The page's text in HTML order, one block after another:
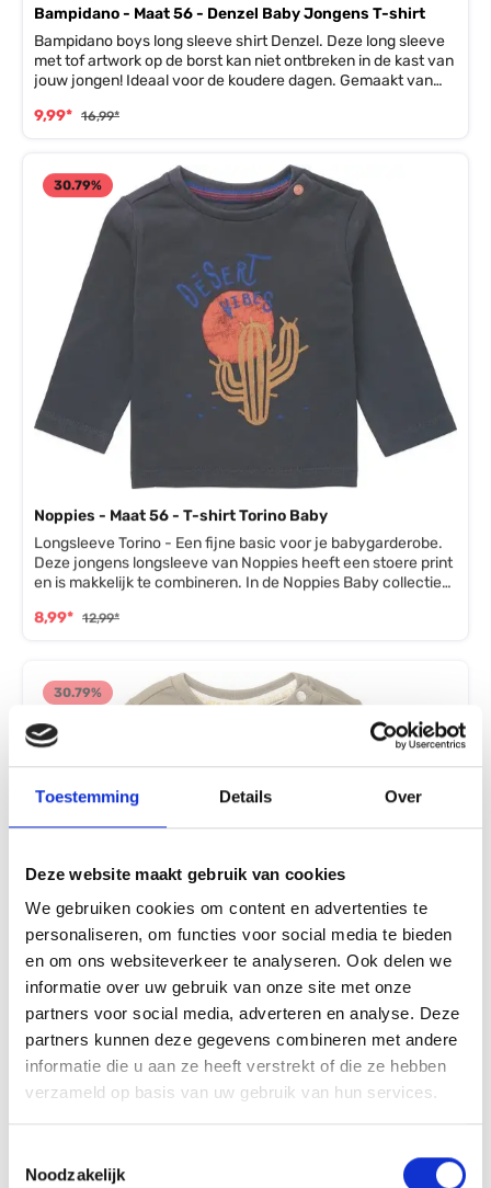
Toestemming Details Over
Deze website maakt gebruik van cookies
We gebruiken cookies om content en advertenties te
personaliseren, om functies voor social media te bieden
en om ons websiteverkeer te analyseren. Ook delen we
informatie over uw gebruik van onze site met onze
partners voor social media, adverteren en analyse. Deze
partners kunnen deze gegevens combineren met andere
informatie die u aan ze heeft verstrekt of die ze hebben
verzameld op basis van uw gebruik van hun services.
Noodzakelijk
Bampidano - Maat 56 - Denzel Baby Jongens T-shirt
Bampidano boys long sleeve shirt Denzel. Deze long sleeve
met tof artwork op de borst kan niet ontbreken in de kast van
jouw jongen! Ideaal voor de koudere dagen. Gemaakt van
9,99* 16,99*
30.79%
Noppies - Maat 56 - T-shirt Torino Baby
Longsleeve Torino - Een fijne basic voor je babygarderobe.
Deze jongens longsleeve van Noppies heeft een stoere print
en is makkelijk te combineren. In de Noppies Baby collectie
door te voeren. Het shirtje heeft een drukknoopje op de
katoen. Niet alleen superzacht voor je baby, maar het
voldoet ook aan hoge internationale standaarden op het
8,99* 12,99*
30.79%
Noppies - Maat 56 - T-shirt Tring Baby
Longsleeve Tring - In je babygarderobe kan je nooit genoeg
basic shirtjes hebben. Dit stoere Noppies shirt voor jongens
heeft lange mouwen en is gemaakt van zachte, stretchy
stof. De kleur kan je combineren met alle broekjes uit de
Noppies Baby collectie waardoor jouw kindje 'm vaak zal
'm makkelijk over het hoofdje aantrekt. Dat scheelt een
8,99* 12,99*